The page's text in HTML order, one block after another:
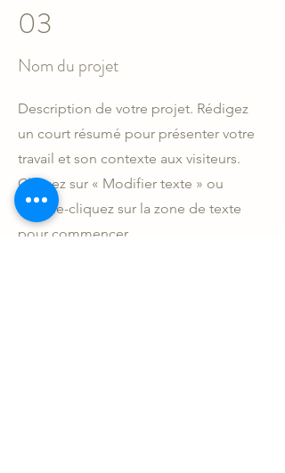
03
Nom du projet
Description de votre projet. Rédigez
un court résumé pour présenter votre
travail et son contexte aux visiteurs.
Cliquez sur « Modifier texte » ou
double-cliquez sur la zone de texte
pour commencer.